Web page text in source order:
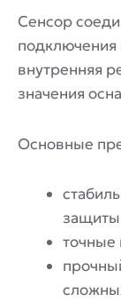
Сенсор
подключения
внутренняя
значения
Основные
защиты
точные